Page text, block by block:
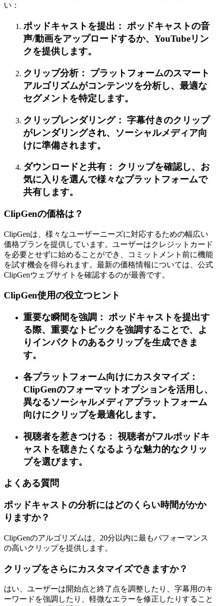
い：
ポッドキャストを提出： ポッドキャストの音
声/動画をアップロードするか、YouTubeリン
クを提供します。
クリップ分析： プラットフォームのスマート
アルゴリズムがコンテンツを分析し、最適な
セグメントを特定します。
クリップレンダリング： 字幕付きのクリップ
がレンダリングされ、ソーシャルメディア向
けに準備されます。
ダウンロードと共有： クリップを確認し、お
気に入りを選んで様々なプラットフォームで
共有します。
ClipGenの価格は？
ClipGenは、様々なユーザーニーズに対応するための幅広い
価格プランを提供しています。ユーザーはクレジットカード
を必要とせずに始めることができ、コミットメント前に機能
を試す機会を得られます。最新の価格情報については、公式
ClipGenウェブサイトを確認するのが最善です。
ClipGen使用の役立つヒント
重要な瞬間を強調： ポッドキャストを提出す
る際、重要なトピックを強調することで、よ
りインパクトのあるクリップを生成できま
す。
各プラットフォーム向けにカスタマイズ：
ClipGenのフォーマットオプションを活用し、
異なるソーシャルメディアプラットフォーム
向けにクリップを最適化します。
視聴者を惹きつける： 視聴者がフルポッドキ
ャストを聴きたくなるような魅力的なクリッ
プを選びます。
よくある質問
ポッドキャストの分析にはどのくらい時間がかか
りますか？
ClipGenのアルゴリズムは、20分以内に最もパフォーマンス
の高いクリップを提供します。
クリップをさらにカスタマイズできますか？
はい、ユーザーは開始点と終了点を調整したり、字幕用のキ
ーワードを強調したり、軽微なエラーを修正したりすること